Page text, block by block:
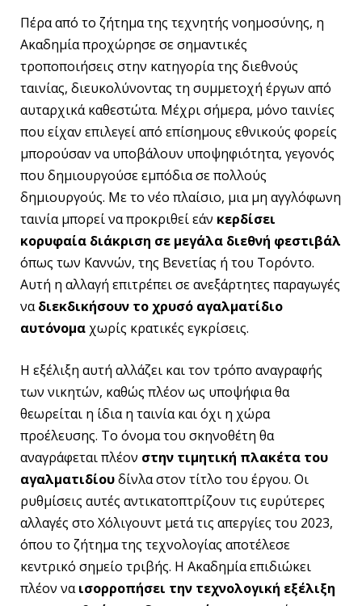
Πέρα από το ζήτημα της τεχνητής νοημοσύνης, η
Ακαδημία προχώρησε σε σημαντικές
τροποποιήσεις στην κατηγορία της διεθνούς
ταινίας, διευκολύνοντας τη συμμετοχή έργων από
αυταρχικά καθεστώτα. Μέχρι σήμερα, μόνο ταινίες
που είχαν επιλεγεί από επίσημους εθνικούς φορείς
μπορούσαν να υποβάλουν υποψηφιότητα, γεγονός
που δημιουργούσε εμπόδια σε πολλούς
δημιουργούς. Με το νέο πλαίσιο, μια μη αγγλόφωνη
ταινία μπορεί να προκριθεί εάν κερδίσει
κορυφαία διάκριση σε μεγάλα διεθνή φεστιβάλ
όπως των Καννών, της Βενετίας ή του Τορόντο.
Αυτή η αλλαγή επιτρέπει σε ανεξάρτητες παραγωγές
ναδιεκδικήσουν το χρυσό αγαλματίδιο
αυτόνομα χωρίς κρατικές εγκρίσεις.
Η εξέλιξη αυτή αλλάζει και τον τρόπο αναγραφής
των νικητών, καθώς πλέον ως υποψήφια θα
θεωρείται η ίδια η ταινία και όχι η χώρα
προέλευσης. Το όνομα του σκηνοθέτη θα
αναγράφεται πλέον στην τιμητική πλακέτα του
αγαλματιδίουδίνλα στον τίτλο του έργου. Οι
ρυθμίσεις αυτές αντικατοπτρίζουν τις ευρύτερες
αλλαγές στο Χόλιγουντ μετά τις απεργίες του 2023,
όπου το ζήτημα της τεχνολογίας αποτέλεσε
κεντρικό σημείο τριβής. Η Ακαδημία επιδιώκει
πλέον ναισορροπήσει την τεχνολογική εξέλιξη